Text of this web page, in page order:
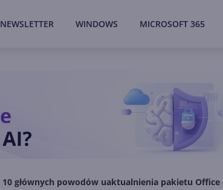
NEWSLETTER WINDOWS MICROSOFT 365
10 głównych powodów uaktualnienia pakietu